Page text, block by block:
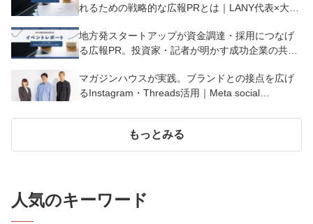
れるための戦略的な広報PRとは｜LANY代表×大和
地方発スタートアップが資金調達・採用につなげ
る広報PR。投資家・記者が明かす成功企業の共通
マガジンハウスが実践。ブランドとの接点を広げ
るInstagram・Threads活用｜Meta social
もっとみる
人気のキーワード